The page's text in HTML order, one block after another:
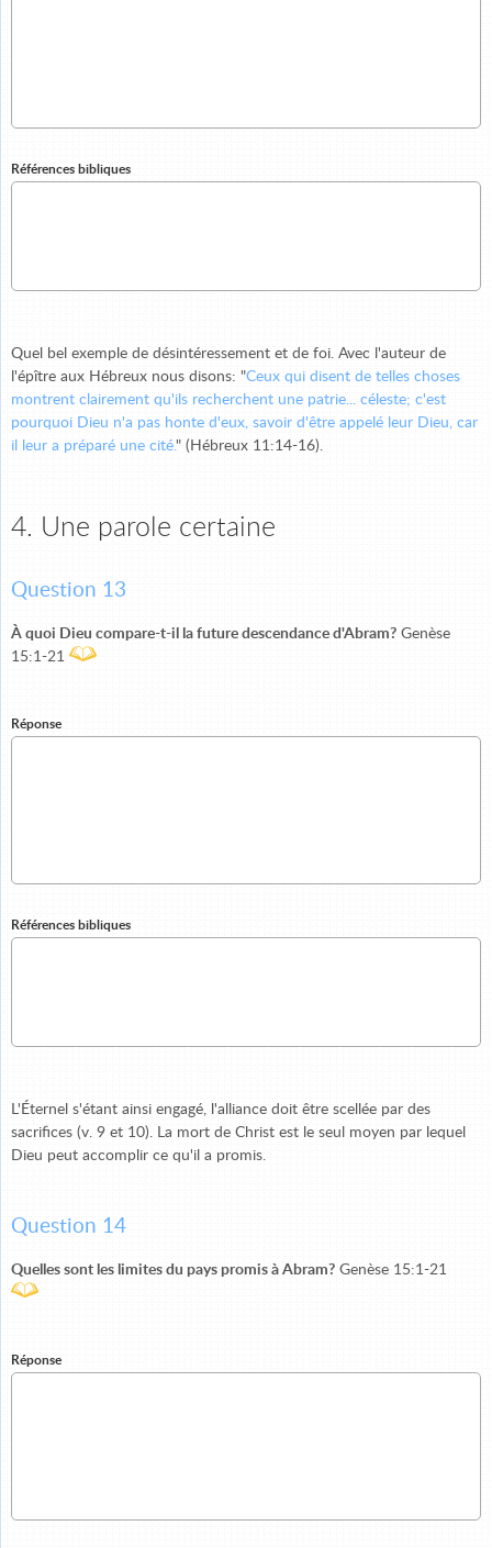
Références bibliques
Quel bel exemple de désintéressement et de foi. Avec l'auteur de
l'épître aux Hébreux nous disons: "Ceux qui disent de telles choses
montrent clairement qu'ils recherchent une patrie... céleste; c'est
pourquoi Dieu n'a pas honte d'eux, savoir d'être appelé leur Dieu, car
il leur a préparé une cité. " (Hébreux 11:14-16).
4. Une parole certaine
Question 13
À quoi Dieu compare-t-il la future descendance d'Abram? Genèse
15:1-21
Réponse
Références bibliques
L'Éternel s'étant ainsi engagé, l'alliance doit être scellée par des
sacrifices (v. 9 et 10). La mort de Christ est le seul moyen par lequel
Dieu peut accomplir ce qu'il a promis.
Question 14
Quelles sont les limites du pays promis à Abram? Genèse 15:1-21
Réponse